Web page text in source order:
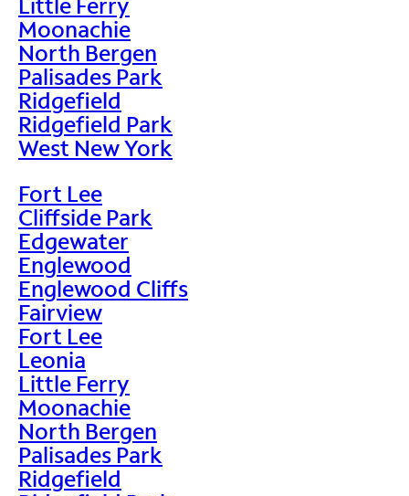
Moonachie
North Bergen
Palisades Park
Ridgefield
Ridgefield Park
West New York
Fort Lee
Cliffside Park
Edgewater
Englewood
Englewood Cliffs
Fairview
Fort Lee
Leonia
Little Ferry
Moonachie
North Bergen
Palisades Park
Ridgefield